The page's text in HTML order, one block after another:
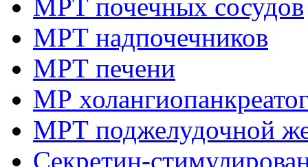
МРТ почечных сосудов
МРТ надпочечников
МРТ печени
МР
МРТ поджелудочной
Секретин-